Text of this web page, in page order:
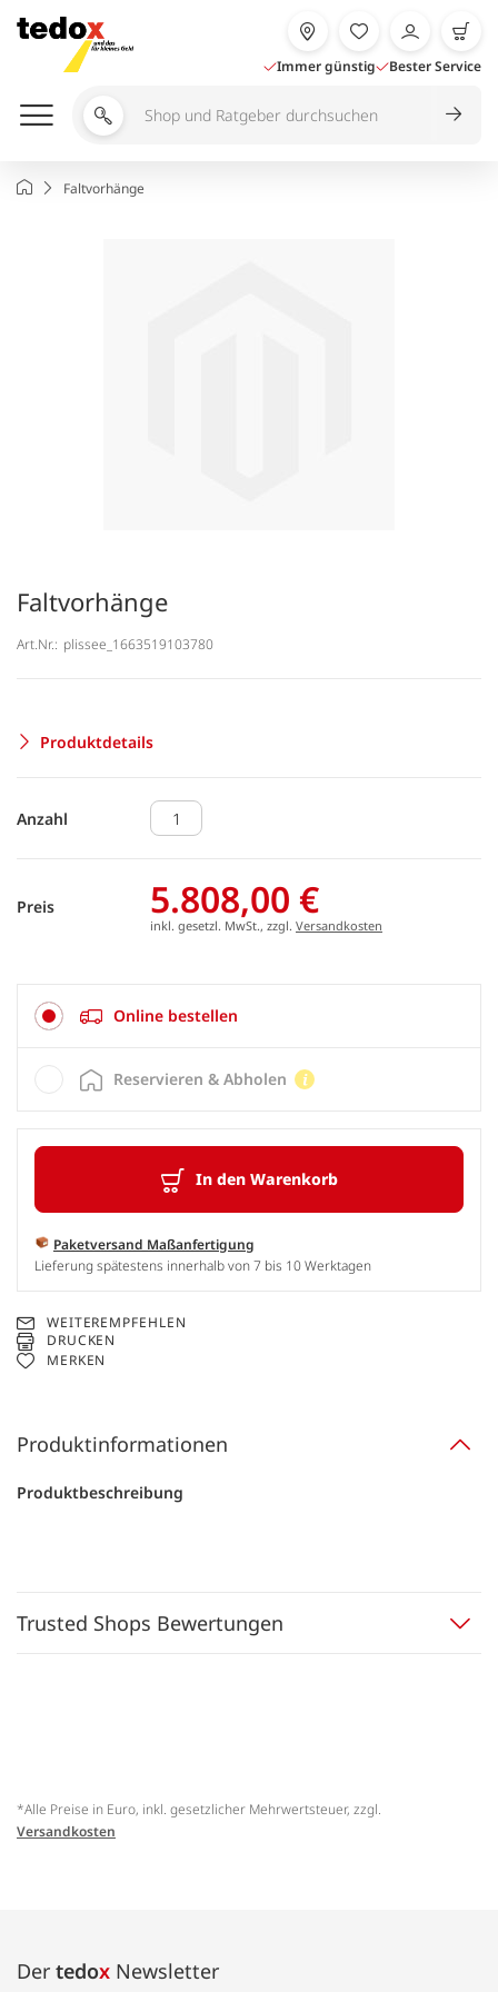
Inhalt
springen
Immer günstig Bester Service
Shop
durchsuchen
StartseiteFaltvorhänge
Faltvorhänge
Art.Nr.: plissee_1663519103780
Produktdetails
Anzahl
Preis 5.808,00 €
inkl. gesetzl. MwSt., zzgl. Versandkosten
Online bestellen
In den Warenkorb
Paketversand Maßanfertigung
Lieferung spätestens innerhalb von 7 bis 10 Werktagen
Reservieren & Abholen
WEITEREMPFEHLEN
DRUCKEN
MERKEN
Produktinformationen
Produktbeschreibung
Trusted Shops Bewertungen
*Alle Preise in Euro, inkl. gesetzlicher Mehrwertsteuer, zzgl.
Versandkosten
Der tedox Newsletter